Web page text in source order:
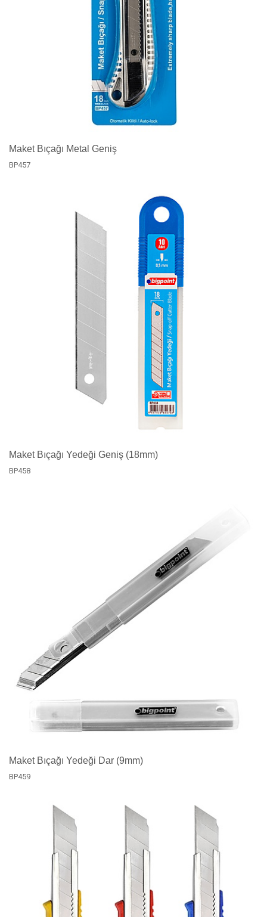
Maket Bıçağı Metal Geniş
BP457
Maket Bıçağı Yedeği Geniş (18mm)
BP458
Maket Bıçağı Yedeği Dar (9mm)
BP459